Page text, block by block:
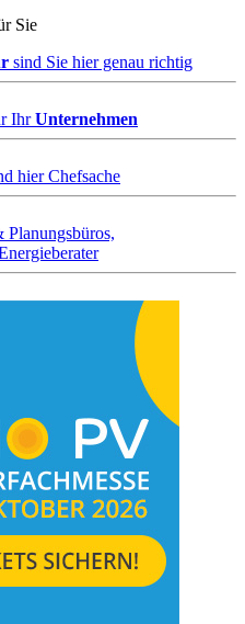
Sie
sind Sie hier genau richtig
IhrUnternehmen
hier Chefsache
Planungsbüros,